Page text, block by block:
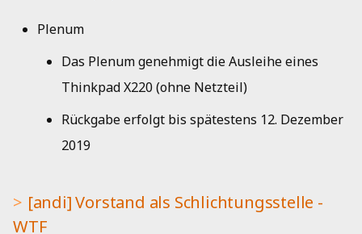
Plenum
Das Plenum genehmigt die Ausleihe eines
Thinkpad X220 (ohne Netzteil)
Rückgabe erfolgt bis spätestens 12. Dezember
2019
[andi] Vorstand als Schlichtungsstelle -
WTF